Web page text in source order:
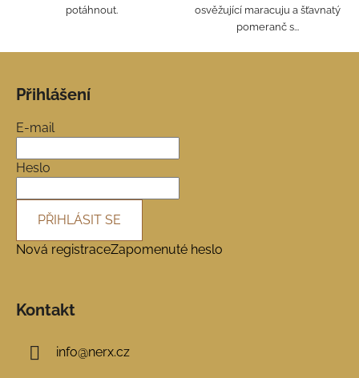
potáhnout.
osvěžující maracuju a šťavnatý
pomeranč s...
Přihlášení
E-mail
Heslo
PŘIHLÁSIT SE
Nová registraceZapomenuté heslo
Kontakt
info@nerx.cz